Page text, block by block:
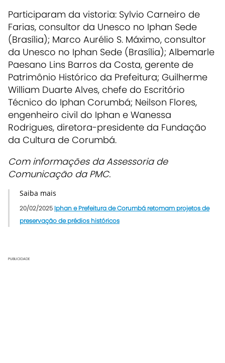
Participaram da vistoria: Sylvio Carneiro de
Farias, consultor da Unesco no Iphan Sede
(Brasília); Marco Aurélio S. Máximo, consultor
da Unesco no Iphan Sede (Brasília); Albemarle
Paesano Lins Barros da Costa, gerente de
Patrimônio Histórico da Prefeitura; Guilherme
William Duarte Alves, chefe do Escritório
Técnico do Iphan Corumbá; Neilson Flores,
engenheiro civil do Iphan e Wanessa
Rodrigues, diretora-presidente da Fundação
da Cultura de Corumbá.
Com informações da Assessoria de
Comunicação da PMC.
Saiba mais
20/02/2025 Iphan e Prefeitura de Corumbá retomam projetos de
preservação de prédios históricos
PUBLICIDADE